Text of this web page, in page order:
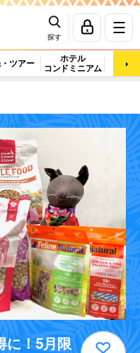
探す
ツアー
ホテル
コンドミニアム
マッ
に！5月限